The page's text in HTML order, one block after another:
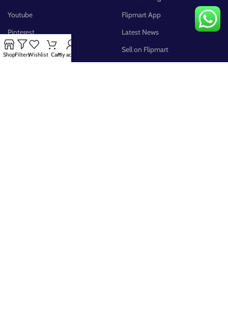
Youtube
Pinterest
FB Group
Flipmart App
Latest News
Sell on Flipmart
ShopFiltersWishlist CartMy account